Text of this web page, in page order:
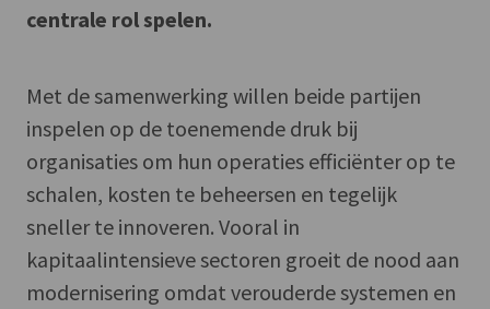
centrale rol spelen.
Met de samenwerking willen beide partijen
inspelen op de toenemende druk bij
organisaties om hun operaties efficiënter op te
schalen, kosten te beheersen en tegelijk
sneller te innoveren. Vooral in
kapitaalintensieve sectoren groeit de nood aan
modernisering omdat verouderde systemen en